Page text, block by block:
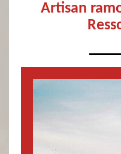
Artisan